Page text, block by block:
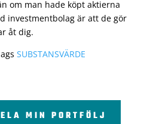
om man hade köpt aktierna
investmentbolag är att de gör
åt dig.
SUBSTANSVÄRDE
MIN PORTFÖLJ